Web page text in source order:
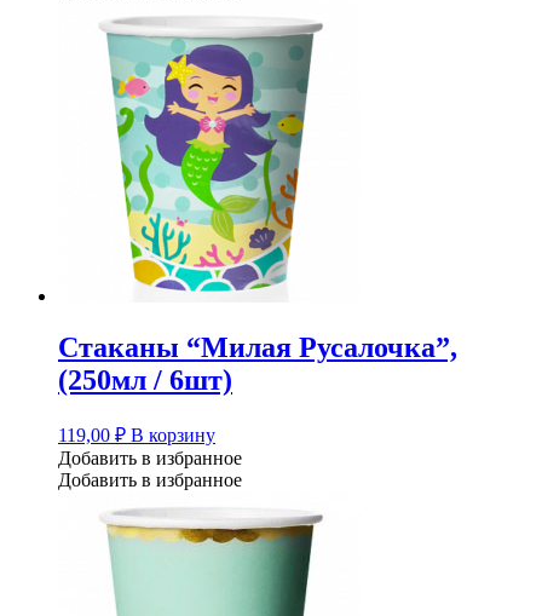
Стаканы “Милая Русалочка”,
(250мл / 6шт)
119,00 ₽ В корзину
Добавить в избранное
Добавить в избранное